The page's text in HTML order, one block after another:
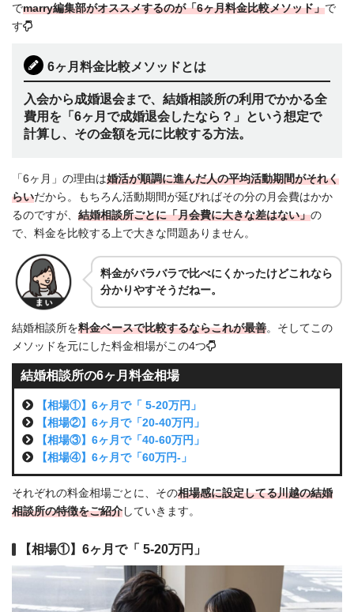
でmarry編集部がオススメするのが「6ヶ月料金比較メソッド」で
す
6ヶ月料金比較メソッドとは
入会から成婚退会まで、結婚相談所の利用でかかる全
費用を「6ヶ月で成婚退会したなら？」という想定で
計算し、その金額を元に比較する方法。
「6ヶ月」の理由は婚活が順調に進んだ人の平均活動期間がそれく
らいだから。もちろん活動期間が延びればその分の月会費はかか
るのですが、 結婚相談所ごとに「月会費に大きな差はない」の
で、料金を比較する上で大きな問題ありません。
料金がバラバラで比べにくかったけどこれなら
分かりやすそうだねー。
結婚相談所を料金ベースで比較するならこれが最善。そしてこの
メソッドを元にした料金相場がこの4つ
結婚相談所の6ヶ月料金相場
【相場①】6ヶ月で「 5-20万円」
【相場②】6ヶ月で「20-40万円」
【相場③】6ヶ月で「40-60万円」
【相場④】6ヶ月で「60万円-」
それぞれの料金相場ごとに、その相場感に設定してる川越の結婚
相談所の特徴をご紹介していきます。
【相場①】6ヶ月で「 5-20万円」